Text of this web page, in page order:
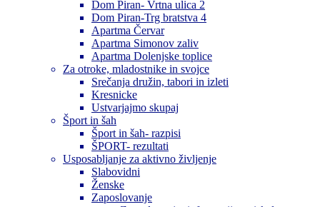
Dom Piran- Vrtna ulica 2
Dom Piran-Trg bratstva 4
Apartma Červar
Apartma Simonov zaliv
Apartma Dolenjske toplice
Za otroke, mladostnike in svojce
Srečanja družin, tabori in izleti
Kresnicke
Ustvarjajmo skupaj
Šport in šah
Šport in šah- razpisi
ŠPORT- rezultati
Usposabljanje za aktivno življenje
Slabovidni
Ženske
Zaposlovanje